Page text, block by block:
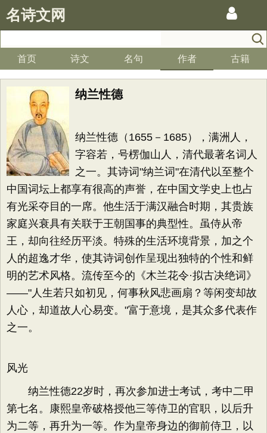
名诗文网
首页 诗文 名句 作者 古籍
纳兰性德
纳兰性德（1655－1685），满洲人，
字容若，号楞伽山人，清代最著名词人
之一。其诗词"纳兰词"在清代以至整个
中国词坛上都享有很高的声誉，在中国文学史上也占
有光采夺目的一席。他生活于满汉融合时期，其贵族
家庭兴衰具有关联于王朝国事的典型性。虽侍从帝
王，却向往经历平淡。特殊的生活环境背景，加之个
人的超逸才华，使其诗词创作呈现出独特的个性和鲜
明的艺术风格。流传至今的《木兰花令·拟古决绝词》
——"人生若只如初见，何事秋风悲画扇？等闲变却故
人心，却道故人心易变。"富于意境，是其众多代表作
之一。
风光
纳兰性德22岁时，再次参加进士考试，考中二甲
第七名。康熙皇帝破格授他三等侍卫的官职，以后升
为二等，再升为一等。作为皇帝身边的御前侍卫，以